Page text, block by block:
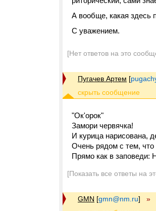
А вообще, какая здесь
С уважением.
[Нет ответов на это
Пугачев Артем [
"Ок'орок"
Замори червячка!
И курица нарисована,
Очень рядом с тем,
Прямо как в заповеди:
[Показать все ответы на
GMN [gmn@nm.ru] »